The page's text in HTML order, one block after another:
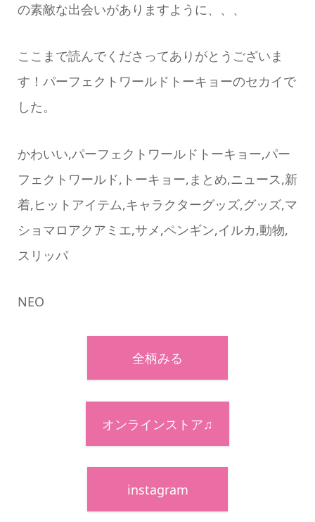
の素敵な出会いがありますように、、、
ここまで読んでくださってありがとうございま
す！パーフェクトワールドトーキョーのセカイで
した。
かわいい,パーフェクトワールドトーキョー,パー
フェクトワールド,トーキョー,まとめ,ニュース,新
着,ヒットアイテム,キャラクターグッズ,グッズ,マ
ショマロアクアミエ,サメ,ペンギン,イルカ,動物,
スリッパ
NEO
全柄みる
オンラインストア♫
instagram